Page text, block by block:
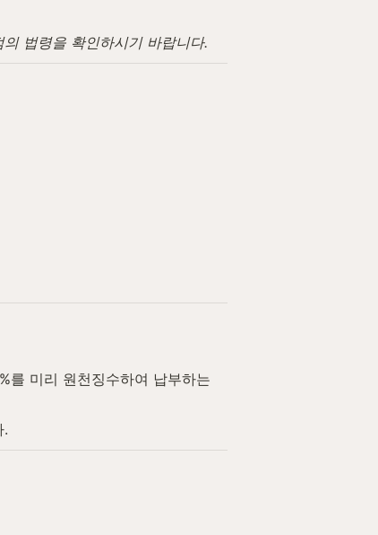
법령을 확인하시기 바랍니다.
를 미리 원천징수하여 납부하는
.